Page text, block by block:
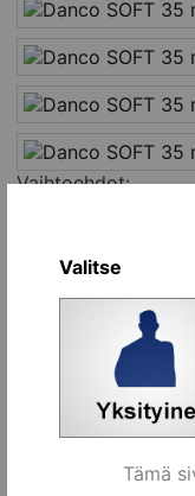
Vaihtoehdot:
2 mm
2 mm
4 mm
Valitse
Tämä